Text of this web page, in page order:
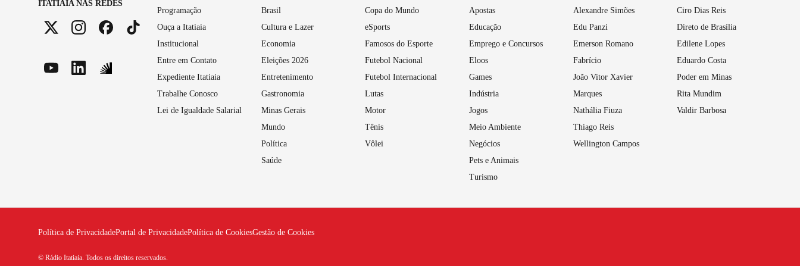
ITATIAIA NAS REDES
Programação
Ouça a Itatiaia
Institucional
Entre em Contato
Expediente Itatiaia
Trabalhe Conosco
Lei de Igualdade Salarial
Brasil
Cultura e Lazer
Economia
Eleições 2026
Entretenimento
Gastronomia
Minas Gerais
Mundo
Política
Saúde
Copa do Mundo
eSports
Famosos do Esporte
Futebol Nacional
Futebol Internacional
Lutas
Motor
Tênis
Vôlei
Apostas
Educação
Emprego e Concursos
Eloos
Games
Indústria
Jogos
Meio Ambiente
Negócios
Pets e Animais
Turismo
Alexandre Simões
Edu Panzi
Emerson Romano
Fabrício
João Vitor Xavier
Marques
Nathália Fiuza
Thiago Reis
Wellington Campos
Ciro Dias Reis
Direto de Brasília
Edilene Lopes
Eduardo Costa
Poder em Minas
Rita Mundim
Valdir Barbosa
Política de PrivacidadePortal de PrivacidadePolítica de CookiesGestão de Cookies
© Rádio Itatiaia. Todos os direitos reservados.